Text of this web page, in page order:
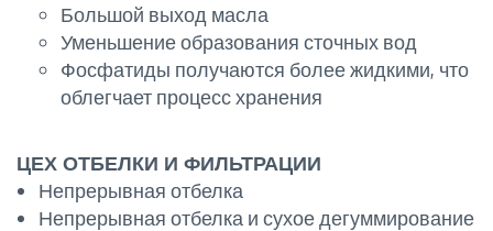
Большой выход масла
Уменьшение образования сточных вод
Фосфатиды получаются более жидкими, что
облегчает процесс хранения
ЦЕХ ОТБЕЛКИ И ФИЛЬТРАЦИИ
Непрерывная отбелка
Непрерывная отбелка и сухое дегуммирование